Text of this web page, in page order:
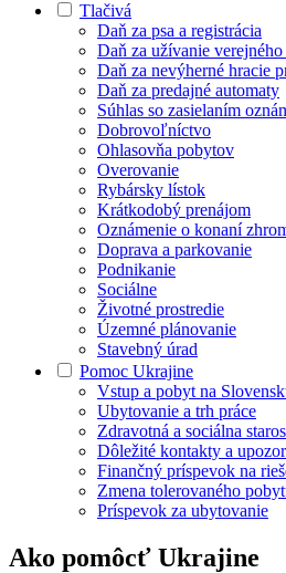
Tlačivá
Daň za psa a registrácia
Daň za užívanie verejného
Daň za nevýherné hracie
Daň za predajné automaty
Súhlas so zasielaním
Dobrovoľníctvo
Ohlasovňa pobytov
Overovanie
Rybársky lístok
Krátkodobý prenájom
Oznámenie o konaní
Doprava a parkovanie
Podnikanie
Sociálne
Životné prostredie
Územné plánovanie
Stavebný úrad
Pomoc Ukrajine
Vstup a pobyt na
Ubytovanie a trh práce
Zdravotná a sociálna
Dôležité kontakty a
Finančný príspevok na
Zmena tolerovaného
Príspevok za ubytovanie
Ako pomôcť Ukrajine